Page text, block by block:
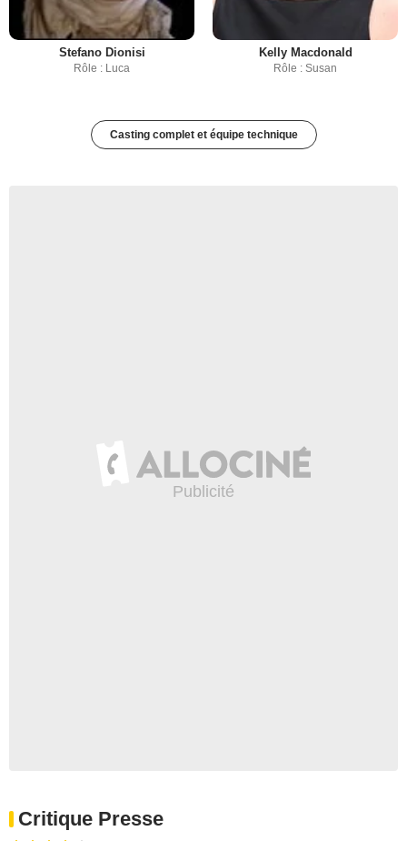
Stefano Dionisi
Rôle : Luca
Kelly Macdonald
Rôle : Susan
Casting complet et équipe technique
Critique Presse